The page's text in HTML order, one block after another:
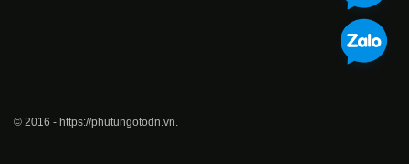
© 2016 - https://phutungotodn.vn.